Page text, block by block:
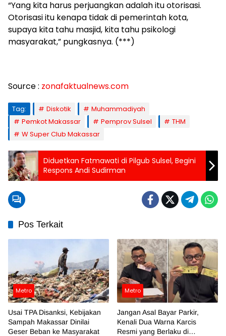
“Yang kita harus perjuangkan adalah itu otorisasi.
Otorisasi itu kenapa tidak di pemerintah kota,
supaya kita tahu masjid, kita tahu psikologi
masyarakat,” pungkasnya. (***)
Source : zonafaktualnews.com
Tag: Diskotik
Muhammadiyah
Pemkot Makassar
Pemprov Sulsel
THM
W Super Club Makassar
Diduetkan Fatmawati di Pilgub Sulsel, Begini
Respons Andi Sudirman
Pos Terkait
Metro
Usai TPA Disanksi, Kebijakan
Sampah Makassar Dinilai
Geser Beban ke Masyarakat
Metro
Jangan Asal Bayar Parkir,
Kenali Dua Warna Karcis
Resmi yang Berlaku di